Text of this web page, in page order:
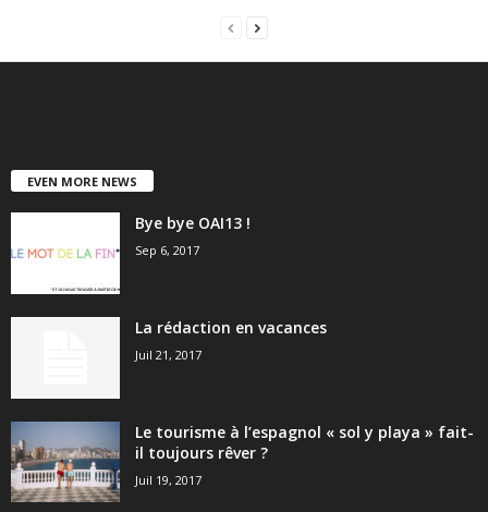
EVEN MORE NEWS
Bye bye OAI13 !
Sep 6, 2017
La rédaction en vacances
Juil 21, 2017
Le tourisme à l’espagnol « sol y playa » fait-
il toujours rêver ?
Juil 19, 2017